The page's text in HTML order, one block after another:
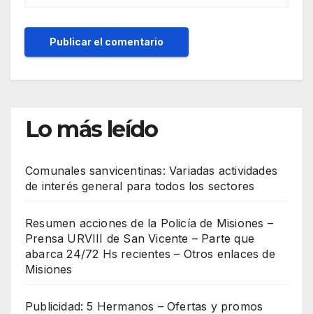
Lo más leído
Comunales sanvicentinas: Variadas actividades
de interés general para todos los sectores
Resumen acciones de la Policía de Misiones –
Prensa URVIII de San Vicente – Parte que
abarca 24/72 Hs recientes – Otros enlaces de
Misiones
Publicidad: 5 Hermanos – Ofertas y promos